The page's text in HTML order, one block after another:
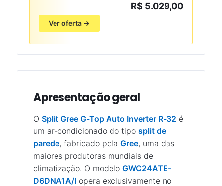
R$ 5.029,00
Ver oferta →
Apresentação geral
O Split Gree G-Top Auto Inverter R-32 é
um ar-condicionado do tipo split de
parede, fabricado pela Gree, uma das
maiores produtoras mundiais de
climatização. O modelo GWC24ATE-
D6DNA1A/I opera exclusivamente no